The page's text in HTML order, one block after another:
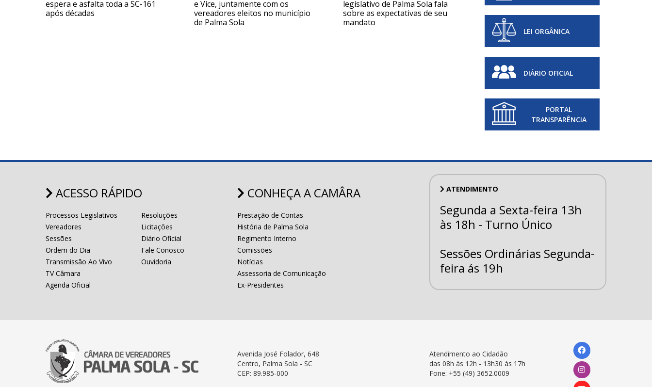
espera e asfalta toda a SC-161
após décadas
e Vice, juntamente com os
vereadores eleitos no município
de Palma Sola
legislativo de Palma Sola fala
sobre as expectativas de seu
mandato
para o mandato legislativo em
Palma Sola
LEI ORGÂNICA
DIÁRIO OFICIAL
PORTAL
TRANSPARÊNCIA
ACESSO RÁPIDO
Processos Legislativos
Vereadores
Sessões
Ordem do Dia
Transmissão Ao Vivo
TV Câmara
Agenda Oficial
Resoluções
Licitações
Diário Oficial
Fale Conosco
Ouvidoria
CONHEÇA A CAMÂRA
Prestação de Contas
História de Palma Sola
Regimento Interno
Comissões
Notícias
Assessoria de Comunicação
Ex-Presidentes
ATENDIMENTO
Segunda a Sexta-feira 13h
às 18h - Turno Único
Sessões Ordinárias Segunda-
feira ás 19h
Avenida José Folador, 648
Centro, Palma Sola - SC
CEP: 89.985-000
Atendimento ao Cidadão
das 08h às 12h - 13h30 às 17h
Fone: +55 (49) 3652.0009